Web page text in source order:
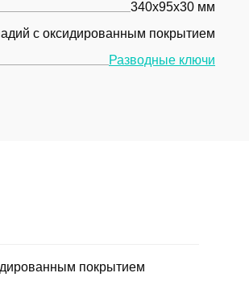
340х95х30 мм
с оксидированным покрытием
Разводные ключи
покрытием